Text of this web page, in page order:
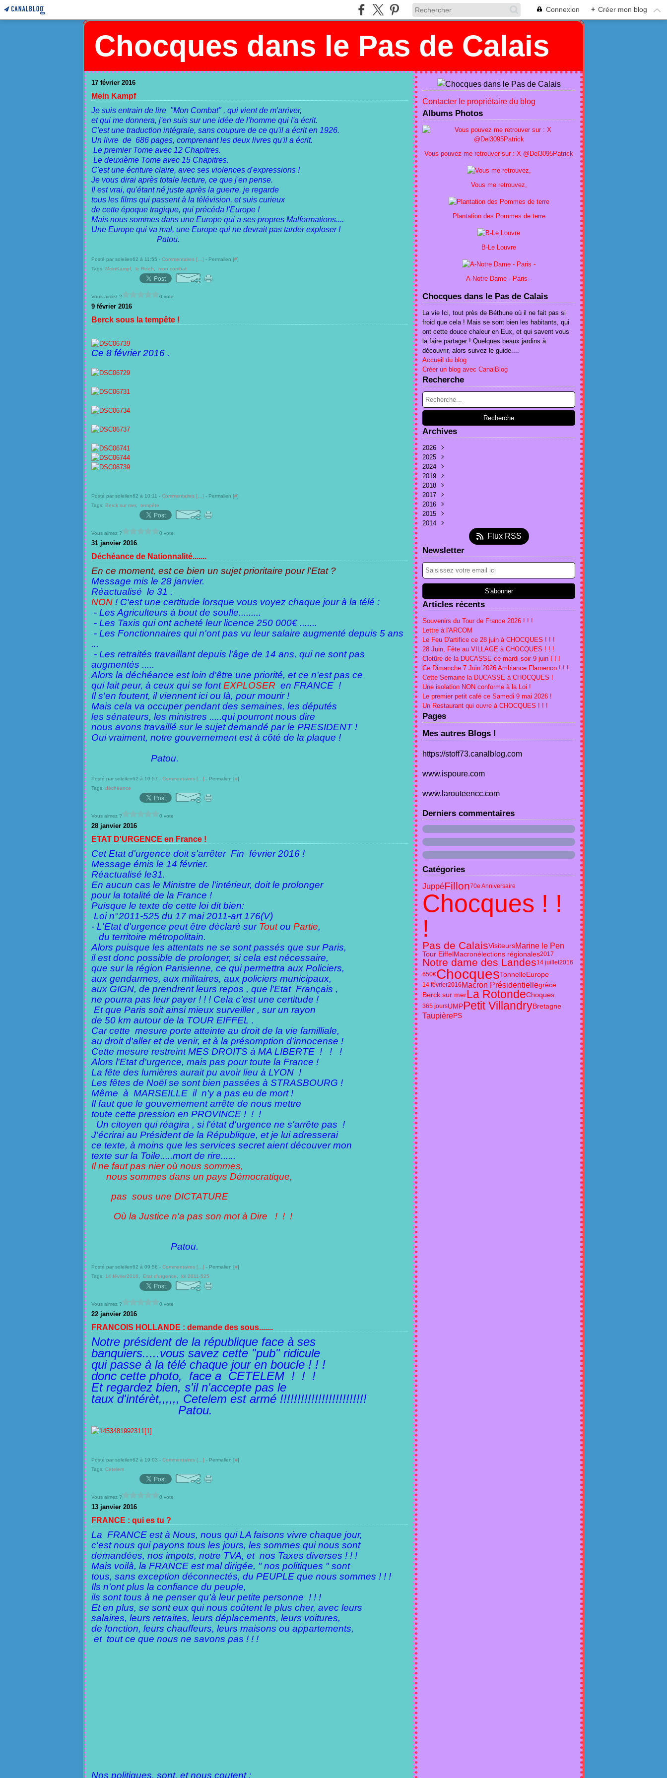
Connexion + Créer mon blog
Chocques dans le Pas de Calais
17 février 2016
Mein Kampf
Je suis entrain de lire "Mon Combat" , qui vient de m'arriver,
et qui me donnera, j'en suis sur une idée de l'homme qui l'a écrit.
C'est une traduction intégrale, sans coupure de ce qu'il a écrit en 1926.
Un livre de 686 pages, comprenant les deux livres qu'il a écrit.
Le premier Tome avec 12 Chapitres.
Le deuxième Tome avec 15 Chapitres.
C'est une écriture claire, avec ses violences d'expressions !
Je vous dirai après totale lecture, ce que j'en pense.
Il est vrai, qu'étant né juste après la guerre, je regarde
tous les films qui passent à la télévision, et suis curieux
de cette époque tragique, qui précéda l'Europe !
Mais nous sommes dans une Europe qui a ses propres Malformations....
Une Europe qui va mal, une Europe qui ne devrait pas tarder exploser !
Patou.
Posté par soleilen62 à 11:55 - Commentaires [ ] - Permalien [#]
Tags: MeinKampf le Reich mon combat
Vous aimez ? 0 vote
9 février 2016
Berck sous la tempête !
Ce 8 février 2016 .
Posté par soleilen62 à 10:11 - Commentaires [ ] - Permalien [#]
Tags: Berck sur mer, tempète
Vous aimez ? 0 vote
31 janvier 2016
Déchéance de Nationnalité.......
En ce moment, est ce bien un sujet prioritaire pour l'Etat ?
Message mis le 28 janvier.
Réactualisé le 31 .
NON ! C'est une certitude lorsque vous voyez chaque jour à la télé :
- Les Agriculteurs à bout de soufle.........
- Les Taxis qui ont acheté leur licence 250 000€ .......
- Les Fonctionnaires qui n'ont pas vu leur salaire augmenté depuis 5 ans
...
- Les retraités travaillant depuis l'âge de 14 ans, qui ne sont pas
augmentés .....
Alors la déchéance est loin d'être une priorité, et ce n'est pas ce
qui fait peur, à ceux qui se fontEXPLOSER en FRANCE !
Il s'en foutent, il viennent ici ou là, pour mourir !
Mais cela va occuper pendant des semaines, les députés
les sénateurs, les ministres .....qui pourront nous dire
nous avons travaillé sur le sujet demandé par le PRESIDENT !
Oui vraiment, notre gouvernement est à côté de la plaque !
Patou.
Posté par soleilen62 à 10:57 - Commentaires [ ] - Permalien [#]
Tags: déchéance
Vous aimez ? 0 vote
28 janvier 2016
ETAT D'URGENCE en France !
Cet Etat d'urgence doit s'arrêter Fin février 2016 !
Message émis le 14 février.
Réactualisé le31.
En aucun cas le Ministre de l'intérieur, doit le prolonger
pour la totalité de la France !
Puisque le texte de cette loi dit bien:
Loi n°2011-525 du 17 mai 2011-art 176(V)
- L'Etat d'urgence peut être déclaré sur Toutou Partie,
du territoire métropolitain.
Alors puisque les attentats ne se sont passés que sur Paris,
il est donc possible de prolonger, si cela est nécessaire,
que sur la région Parisienne, ce qui permettra aux Policiers,
aux gendarmes, aux militaires, aux policiers municipaux,
aux GIGN, de prendrent leurs repos , que l'Etat Français ,
ne pourra pas leur payer ! ! ! Cela c'est une certitude !
Et que Paris soit ainsi mieux surveiller , sur un rayon
de 50 km autour de la TOUR EIFFEL .
Car cette mesure porte atteinte au droit de la vie familliale,
au droit d'aller et de venir, et à la présomption d'innocense !
Cette mesure restreint MES DROITS à MA LIBERTE ! ! !
Alors l'Etat d'urgence, mais pas pour toute la France !
La fête des lumières aurait pu avoir lieu à LYON !
Les fêtes de Noël se sont bien passées à STRASBOURG !
Même à MARSEILLE il n'y a pas eu de mort !
Il faut que le gouvernement arrête de nous mettre
toute cette pression en PROVINCE ! ! !
Un citoyen qui réagira , si l'état d'urgence ne s'arrête pas !
J'écrirai au Président de la République, et je lui adresserai
ce texte, à moins que les services secret aient découver mon
texte sur la Toile.....mort de rire......
Il ne faut pas nier où nous sommes,
nous sommes dans un pays Démocratique,
pas sous une DICTATURE
Où la Justice n'a pas son mot à Dire ! ! !
Patou.
Posté par soleilen62 à 09:56 - Commentaires [ ] - Permalien [#]
Tags: 14 février2016 Etat d'urgence loi 2011-525
Vous aimez ? 0 vote
22 janvier 2016
FRANCOIS HOLLANDE : demande des sous.......
Notre président de la république face à ses
banquiers.....vous savez cette "pub" ridicule
qui passe à la télé chaque jour en boucle ! ! !
donc cette photo,
face a CETELEM ! ! !
Et regardez bien, s'il n'accepte pas le
taux d'intérèt,,,,,, Cetelem est armé !!!!!!!!!!!!!!!!!!!!!!!!!
Patou.
Posté par soleilen62 à 19:03 - Commentaires [ ] - Permalien [#]
Tags: Cetelem
Vous aimez ? 0 vote
13 janvier 2016
FRANCE : qui es tu ?
La FRANCE est à Nous, nous qui LA faisons vivre chaque jour,
c'est nous qui payons tous les jours, les sommes qui nous sont
demandées, nos impots, notre TVA, et nos Taxes diverses ! ! !
Mais voilà, la FRANCE est mal dirigée, " nos politiques " sont
tous, sans exception déconnectés, du PEUPLE que nous sommes ! ! !
Ils n'ont plus la confiance du peuple,
ils sont tous à ne penser qu'à leur petite personne ! ! !
Et en plus, se sont eux qui nous coûtent le plus cher, avec leurs
salaires, leurs retraites, leurs déplacements, leurs voitures,
de fonction, leurs chauffeurs, leurs maisons ou appartements,
et tout ce que nous ne savons pas ! ! !
Nos politiques, sont, et nous coutent :
Contacter le propriétaire du blog
Albums Photos
Vous pouvez me retrouver sur : X @Del3095Patrick
Vous me retrouvez,
Plantation des Pommes de terre
B-Le Louvre
A-Notre Dame - Paris -
Chocques dans le Pas de Calais
La vie Ici, tout près de Béthune où il ne fait pas si
froid que cela ! Mais se sont bien les habitants, qui
ont cette douce chaleur en Eux, et qui savent vous
la faire partager ! Quelques beaux jardins à
découvrir, alors suivez le guide....
Accueil du blog
Créer un blog avec CanalBlog
Recherche
Archives
2026
Juillet
Juin
Mai(5)
Avril
Mars
Février
Janvier
2025
Novembre
Juin
Mai(4)
Avril
Mars
2024
Septembre
Juillet
2019
Décembre
Janvier
2018
Décembre
Novembre
Janvier
2017
Septembre
Mai(1)
Mars
2016
Octobre
Septembre
Avril(1)
Mars(2)
Février(5)
Janvier(5)
2015
Décembre
(2)
Septembre(3)
Août(1)
Juillet(3)
Juin(2)
2014
(1)
Mai(18)
Avril(16)
Mars(2)
Flux RSS
Newsletter
Articles récents
Souvenirs du Tour de France 2026 ! ! !
Lettre à l'ARCOM
Le Feu D'artifice ce 28 juin à CHOCQUES ! ! !
28 Juin, Fête au VILLAGE à CHOCQUES ! ! !
Clotûre de la DUCASSE ce mardi soir 9 juin ! ! !
Ce Dimanche 7 Juin 2026 Ambiance Flamenco ! ! !
Cette Semaine la DUCASSE à CHOCQUES !
Une isolation NON conforme à la Loi !
Le premier petit café ce Samedi 9 mai 2026 !
Un Restaurant qui ouvre à CHOCQUES ! ! !
Pages
Mes autres Blogs !
https://stoff73.canalblog.com
www.ispoure.com
www.larouteencc.com
Derniers commentaires
Catégories
JuppéFillon70e Anniversaire
Chocques ! !
!
Pas de CalaisVisiteursMarine le Pen
Tour EiffelMacronélections régionales2017
Notre dame des Landes14 juillet2016
650€ChocquesTonnelleEurope
14 février2016Macron Présidentiellegrèce
Berck sur merLa RotondeChoques
365 joursUMPPetit VillandryBretagne
TaupièrePS